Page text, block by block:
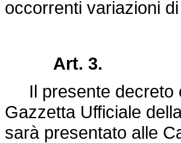
occorrenti variazioni
Art. 3.
Il presente decreto
Gazzetta Ufficiale
sarà presentato alle